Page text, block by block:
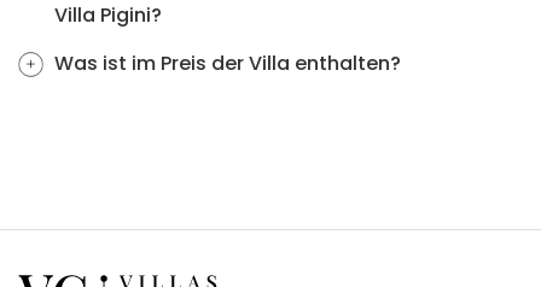
Villa Pigini?
Was ist im Preis der Villa enthalten?